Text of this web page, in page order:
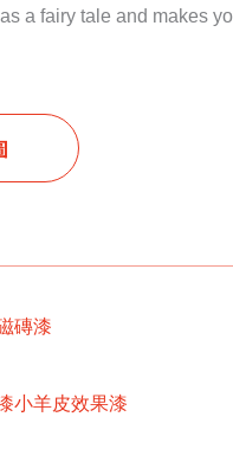
a fairy tale and makes
磚漆
小羊皮效果漆